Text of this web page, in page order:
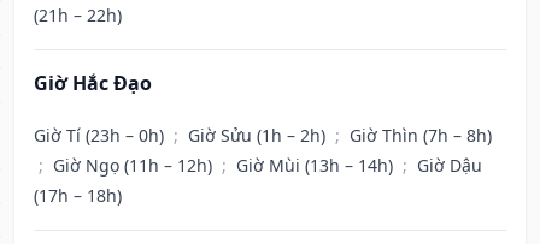
(21h – 22h)
Giờ Hắc Đạo
Giờ Tí (23h – 0h) ; Giờ Sửu (1h – 2h) ; Giờ Thìn (7h – 8h)
; Giờ Ngọ (11h – 12h) ; Giờ Mùi (13h – 14h) ; Giờ Dậu
(17h – 18h)